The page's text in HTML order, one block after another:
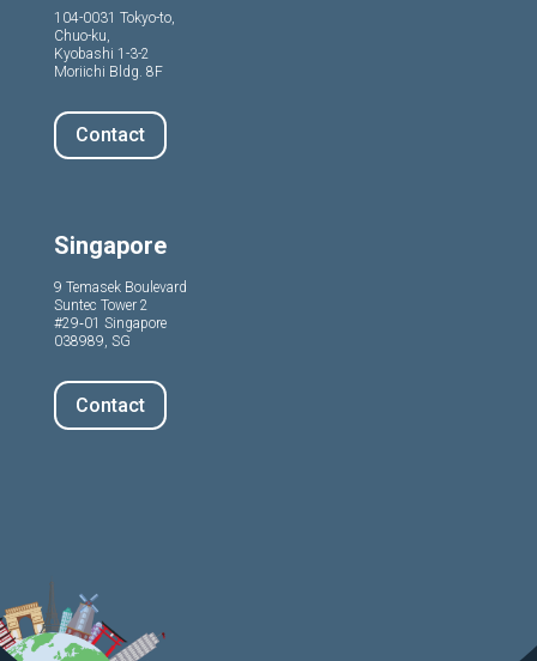
104-0031 Tokyo-to,
Chuo-ku,
Kyobashi 1-3-2
Moriichi Bldg. 8F
Contact
Singapore
9 Temasek Boulevard
Suntec Tower 2
#29‑01 Singapore
038989, SG
Contact